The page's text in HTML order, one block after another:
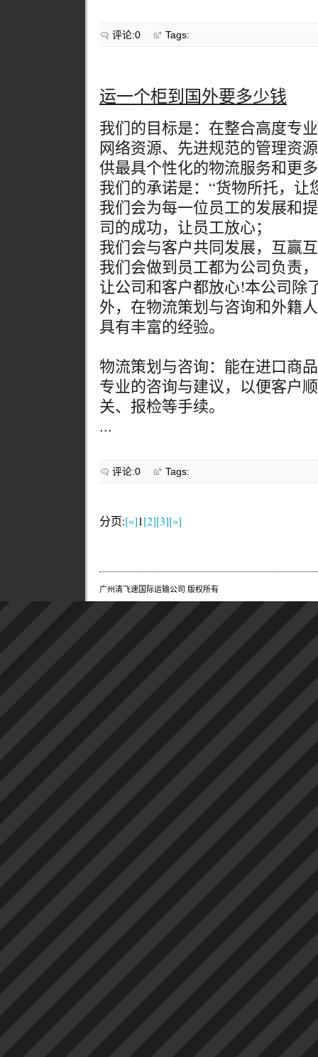
评论:0 Tags:
运一个柜到国外要多少钱
我们的目标是：在整合高度专
网络资源、先进规范的管理资
供最具个性化的物流服务和更
我们的承诺是：“货物所托，让
我们会为每一位员工的发展和
司的成功，让员工放心；
我们会与客户共同发展，互赢
我们会做到员工都为公司负责
让公司和客户都放心!本公司除
外，在物流策划与咨询和外籍
具有丰富的经验。
物流策划与咨询：能在进口商
专业的咨询与建议，以便客户
关、报检等手续。
...
评论:0 Tags:
分页:[«]1[2][3][»]
广州清飞速国际运输公司 版权所有